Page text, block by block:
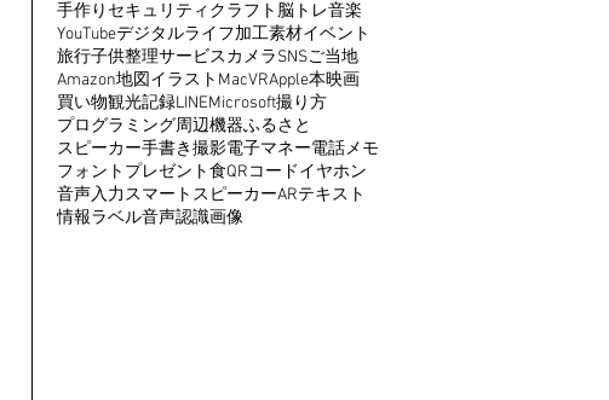
手作り セキュリティ クラフト脳トレ音楽
YouTubeデジタルライフ加工素材イベント
旅行子供整理サービスカメラSNSご当地
Amazon地図イラスト MacVRApple本映画
買い物観光記録LINEMicrosoft撮り方
プログラミング周辺機器ふるさと
スピーカー手書き撮影電子マネー電話メモ
フォント プレゼント食QRコードイヤホン
音声入力スマートスピーカーARテキスト
情報ラベル音声認識画像